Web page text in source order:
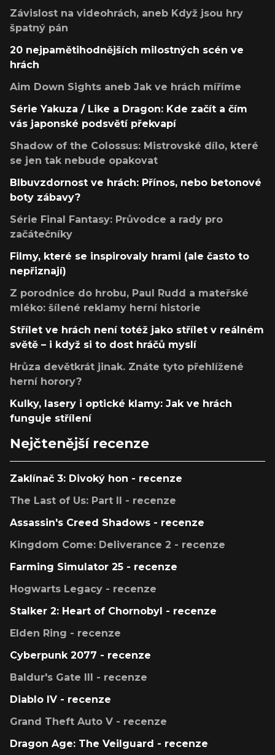
Závislost na videohrách, aneb Když jsou hry
špatný pán
20 nejpamětihodnějších milostných scén ve
hrách
Aim Down Sights aneb Jak ve hrách míříme
Série Yakuza / Like a Dragon: Kde začít a čím
vás japonské podsvětí překvapí
Shadow of the Colossus: Mistrovské dílo, které
se jen tak nebude opakovat
Blbuvzdornost ve hrách: Přínos, nebo betonové
boty zábavy?
Série Final Fantasy: Průvodce a rady pro
začátečníky
Filmy, které se inspirovaly hrami (ale často to
nepřiznají)
Z porodnice do hrobu, Paul Rudd a mateřské
mléko: šílené reklamy herní historie
Střílet ve hrách není totéž jako střílet v reálném
světě – i když si to dost hráčů myslí
Hrůza devětkrát jinak. Znáte tyto přehlížené
herní horory?
Kulky, lasery i optické klamy: Jak ve hrách
funguje střílení
Nejčtenější recenze
Zaklínač 3: Divoký hon - recenze
The Last of Us: Part II - recenze
Assassin's Creed Shadows - recenze
Kingdom Come: Deliverance 2 - recenze
Farming Simulator 25 - recenze
Hogwarts Legacy - recenze
Stalker 2: Heart of Chornobyl - recenze
Elden Ring - recenze
Cyberpunk 2077 - recenze
Baldur's Gate III - recenze
Diablo IV - recenze
Grand Theft Auto V - recenze
Dragon Age: The Veilguard - recenze